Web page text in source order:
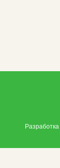
Разработка